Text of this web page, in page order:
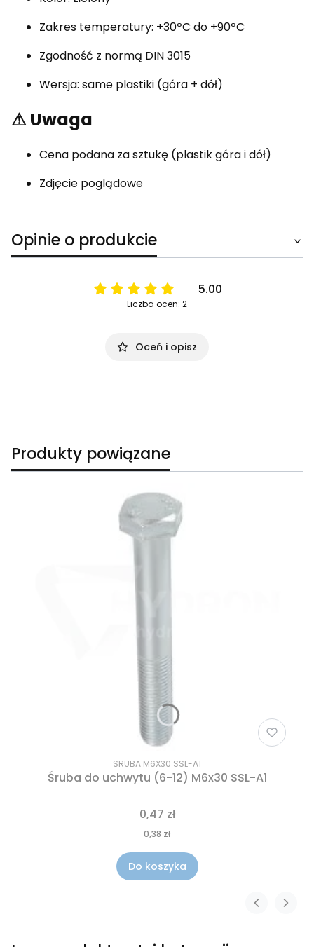
Zakres temperatury: +30ºC do +90ºC
Zgodność z normą DIN 3015
Wersja: same plastiki (góra + dół)
⚠ Uwaga
Cena podana za sztukę (plastik góra i dół)
Zdjęcie poglądowe
Opinie o produkcie
5.00
Liczba ocen: 2
Oceń i opisz
Produkty powiązane
SRUBA M6X30 SSL-A1
Śruba do uchwytu (6-12) M6x30 SSL-A1
0,47 zł
0,38 zł
Do koszyka